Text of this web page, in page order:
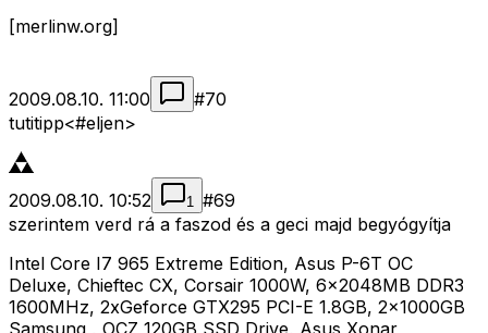
[merlinw.org]
2009.08.10. 11:00 #70
tutitipp<#eljen>
2009.08.10. 10:52 1 #69
szerintem verd rá a faszod és a geci majd begyógyítja
Intel Core I7 965 Extreme Edition, Asus P-6T OC
Deluxe, Chieftec CX, Corsair 1000W, 6x2048MB DDR3
1600MHz, 2xGeforce GTX295 PCI-E 1.8GB, 2x1000GB